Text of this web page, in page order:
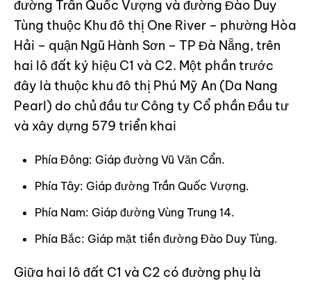
đường Trần Quốc Vượng và đường Đào Duy
Tùng thuộc Khu đô thị One River – phường Hòa
Hải – quận Ngũ Hành Sơn – TP Đà Nẵng, trên
hai lô đất ký hiệu C1 và C2. Một phần trước
đây là thuộc khu đô thị Phú Mỹ An (Da Nang
Pearl) do chủ đầu tư Công ty Cổ phần Đầu tư
và xây dựng 579 triển khai
Phía Đông: Giáp đường Vũ Văn Cẩn.
Phía Tây: Giáp đường Trần Quốc Vượng.
Phía Nam: Giáp đường Vùng Trung 14.
Phía Bắc: Giáp mặt tiền đường Đào Duy Tùng.
Giữa hai lô đất C1 và C2 có đường phụ là